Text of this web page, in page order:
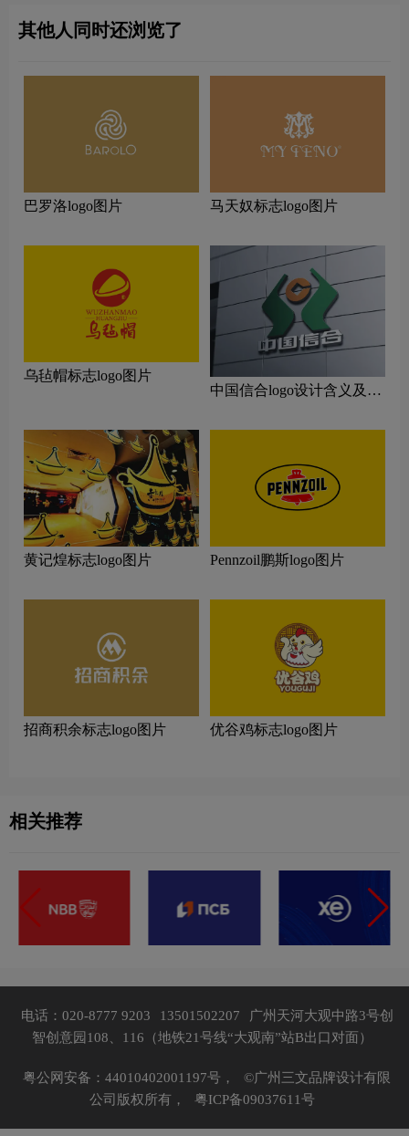
其他人同时还浏览了
巴罗洛logo图片 马天奴标志logo图片
乌毡帽标志logo图片
中国信合logo设计含义及设
黄记煌标志logo图片 Pennzoil鹏斯logo图片
招商积余标志logo图片 优谷鸡标志logo图片
相关推荐
电话：020-8777 9203 13501502207
广州天河大观中路3号创
智创意园108、116（地铁21号线“大观南”站B出口对面）
粤公网安备：44010402001197号，
©广州三文品牌设计有限
公司版权所有，
粤ICP备09037611号